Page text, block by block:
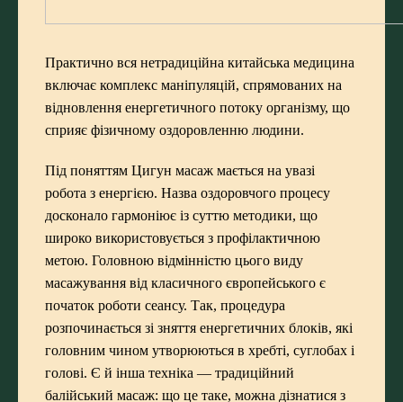
Практично вся нетрадиційна китайська медицина
включає комплекс маніпуляцій, спрямованих на
відновлення енергетичного потоку організму, що
сприяє фізичному оздоровленню людини.
Під поняттям Цигун масаж мається на увазі
робота з енергією. Назва оздоровчого процесу
досконало гармоніює із суттю методики, що
широко використовується з профілактичною
метою. Головною відмінністю цього виду
масажування від класичного європейського є
початок роботи сеансу. Так, процедура
розпочинається зі зняття енергетичних блоків, які
головним чином утворюються в хребті, суглобах і
голові. Є й інша техніка — традиційний
балійський масаж: що це таке, можна дізнатися з